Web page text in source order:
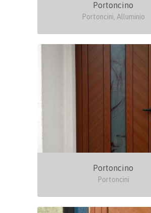
Portoncino
Portoncini, Alluminio
Portoncino
Portoncini